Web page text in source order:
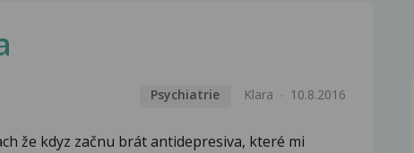
Psychiatrie Klara 10.8.2016
že kdyz začnu brát antidepresiva, které mi